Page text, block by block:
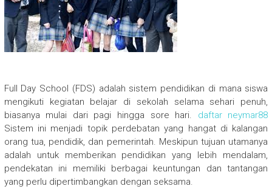
Full Day School (FDS) adalah sistem pendidikan di mana siswa
mengikuti kegiatan belajar di sekolah selama sehari penuh,
biasanya mulai dari pagi hingga sore hari. daftar neymar88
Sistem ini menjadi topik perdebatan yang hangat di kalangan
orang tua, pendidik, dan pemerintah. Meskipun tujuan utamanya
adalah untuk memberikan pendidikan yang lebih mendalam,
pendekatan ini memiliki berbagai keuntungan dan tantangan
yang perlu dipertimbangkan dengan seksama.